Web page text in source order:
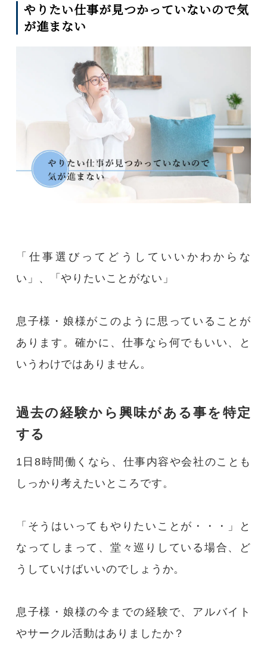
やりたい仕事が見つかっていないので気
が進まない
「仕事選びってどうしていいかわからな
い」、「やりたいことがない」
息子様・娘様がこのように思っていることが
あります。確かに、仕事なら何でもいい、と
いうわけではありません。
過去の経験から興味がある事を特定
する
1日8時間働くなら、仕事内容や会社のことも
しっかり考えたいところです。
「そうはいってもやりたいことが・・・」と
なってしまって、堂々巡りしている場合、ど
うしていけばいいのでしょうか。
息子様・娘様の今までの経験で、アルバイト
やサークル活動はありましたか？